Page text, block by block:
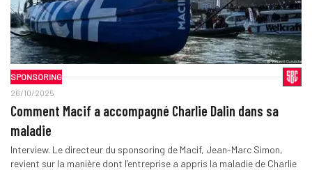
SPONSORING
26/10/2025
Comment Macif a accompagné Charlie Dalin dans sa
maladie
Interview. Le directeur du sponsoring de Macif, Jean-Marc Simon,
revient sur la manière dont l’entreprise a appris la maladie de Charlie